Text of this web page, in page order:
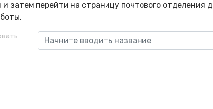
затем перейти на страницу почтового отделения